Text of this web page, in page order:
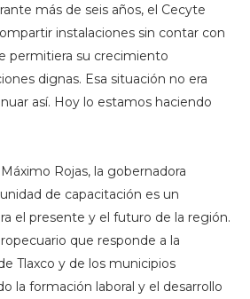
más de seis años, el Cecyte
instalaciones sin contar con
permitiera su crecimiento
dignas. Esa situación no era
así. Hoy lo estamos haciendo
Rojas, la gobernadora
de capacitación es un
el presente y el futuro de la región.
que responde a la
Tlaxco y de los municipios
la formación laboral y el desarrollo